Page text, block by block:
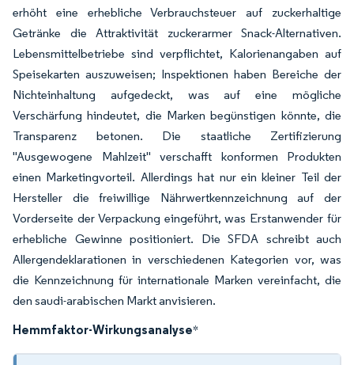
erhöht eine erhebliche Verbrauchsteuer auf zuckerhaltige
Getränke die Attraktivität zuckerarmer Snack-Alternativen.
Lebensmittelbetriebe sind verpflichtet, Kalorienangaben auf
Speisekarten auszuweisen; Inspektionen haben Bereiche der
Nichteinhaltung aufgedeckt, was auf eine mögliche
Verschärfung hindeutet, die Marken begünstigen könnte, die
Transparenz betonen. Die staatliche Zertifizierung
"Ausgewogene Mahlzeit" verschafft konformen Produkten
einen Marketingvorteil. Allerdings hat nur ein kleiner Teil der
Hersteller die freiwillige Nährwertkennzeichnung auf der
Vorderseite der Verpackung eingeführt, was Erstanwender für
erhebliche Gewinne positioniert. Die SFDA schreibt auch
Allergendeklarationen in verschiedenen Kategorien vor, was
die Kennzeichnung für internationale Marken vereinfacht, die
den saudi-arabischen Markt anvisieren.
Hemmfaktor-Wirkungsanalyse*